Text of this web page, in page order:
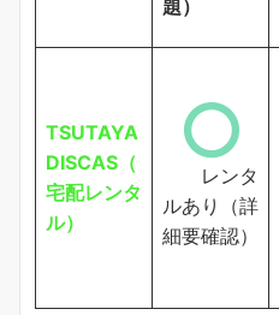
題）
TSUTAYA
DISCAS（
宅配レンタ
ル）
レンタ
ルあり（詳
細要確認）